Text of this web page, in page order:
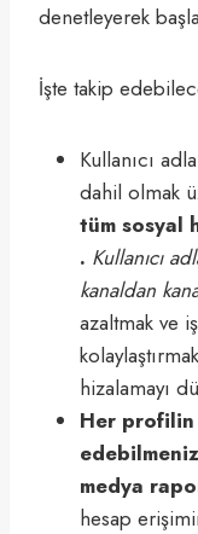
denetleyerek
İşte takip
Kullanıcı
dahil olmak
tüm sosyal
. Kullanıcı
kanaldan
azaltmak ve
hizalamayı
Her profilin
medya
hesap